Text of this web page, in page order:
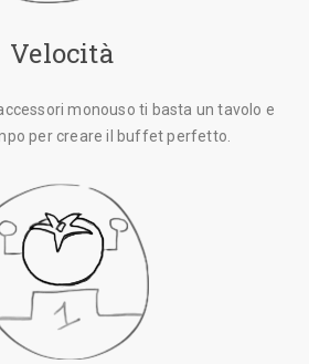
Velocità
monouso ti basta un tavolo e
per creare il buffet perfetto.